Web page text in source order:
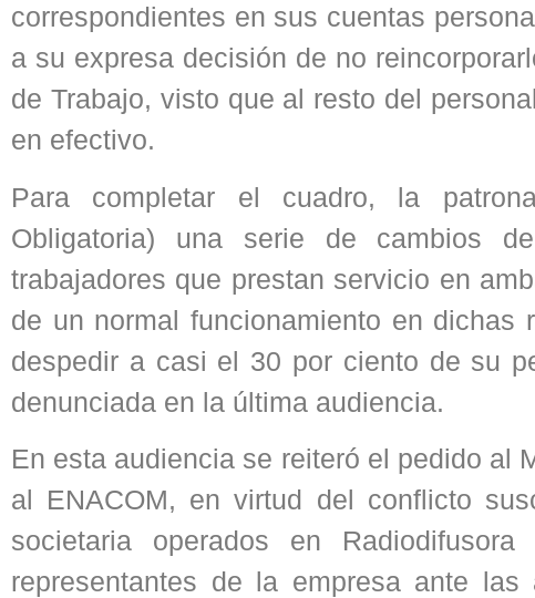
correspondientes en sus cuentas
a su expresa decisión de no
de Trabajo, visto que al resto del
en efectivo.
Para completar el cuadro, la
Obligatoria) una serie de cambios
trabajadores que prestan servicio en
de un normal funcionamiento en
despedir a casi el 30 por ciento de su
denunciada en la última audiencia.
En esta audiencia se reiteró el pedido al
al ENACOM, en virtud del conflicto
societaria operados en
representantes de la empresa ante